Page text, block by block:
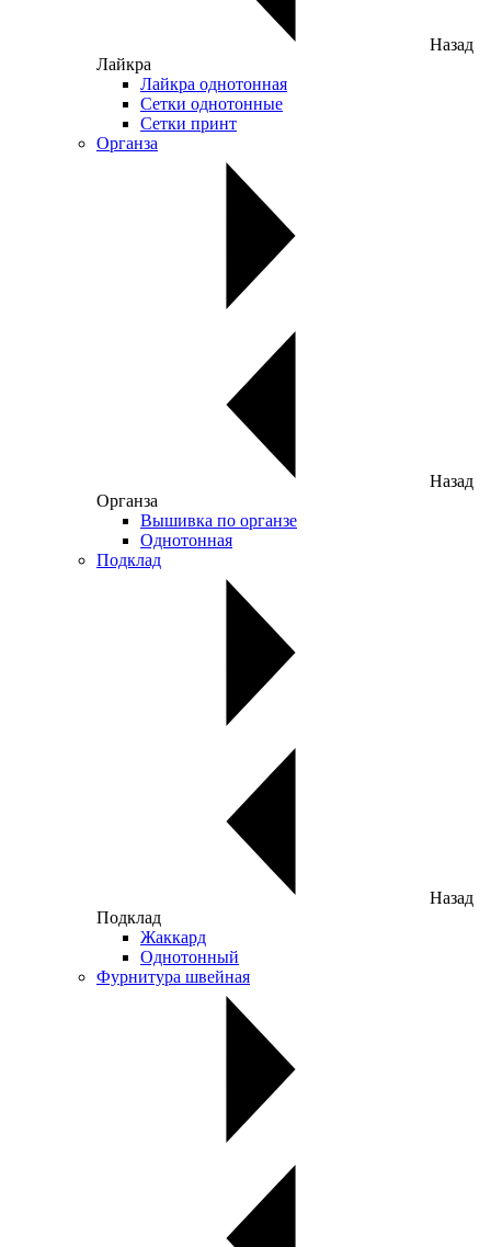
Назад
Лайкра
Лайкра однотонная
Сетки однотонные
Сетки принт
Органза
Назад
Органза
Вышивка по органзе
Однотонная
Подклад
Назад
Подклад
Жаккард
Однотонный
Фурнитура швейная